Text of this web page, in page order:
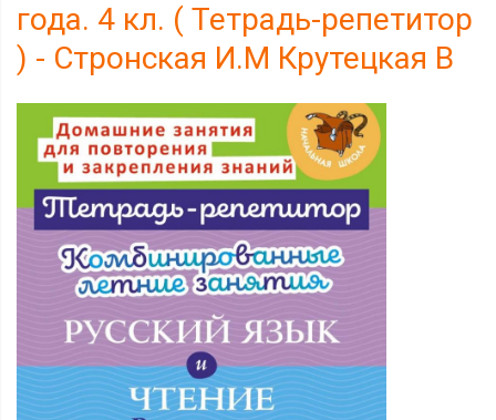
года. 4 кл. ( Тетрадь-репетитор
) - Стронская И.М Крутецкая В